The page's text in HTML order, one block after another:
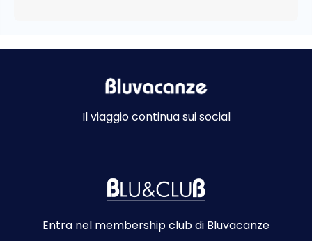
Il viaggio continua sui social
Entra nel membership club di Bluvacanze